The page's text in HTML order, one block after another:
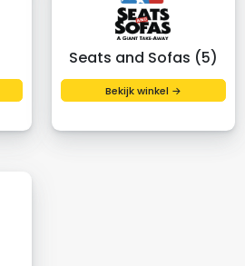
Seats and Sofas (5)
Bekijk winkel →